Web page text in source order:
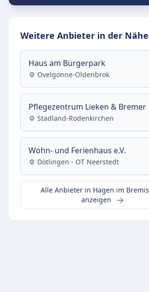
Weitere Anbieter in der Nähe
Haus am Bürgerpark
Ovelgönne-Oldenbrok
Pflegezentrum Lieken & Bremer
Stadland-Rodenkirchen
Wohn- und Ferienhaus e.V.
Dötlingen - OT Neerstedt
Alle Anbieter in Hagen im
anzeigen